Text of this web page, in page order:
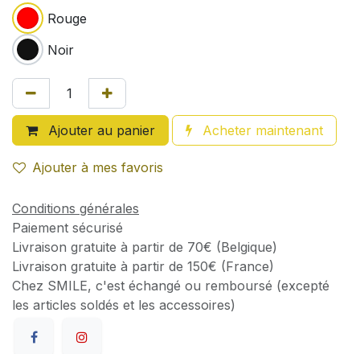
Rouge
Noir
Ajouter au panier Acheter maintenant
Ajouter à mes favoris
Conditions générales
Paiement sécurisé
Livraison gratuite à partir de 70€ (Belgique)
Livraison gratuite à partir de 150€ (France)
Chez SMILE, c'est échangé ou remboursé (excepté
les articles soldés et les accessoires)